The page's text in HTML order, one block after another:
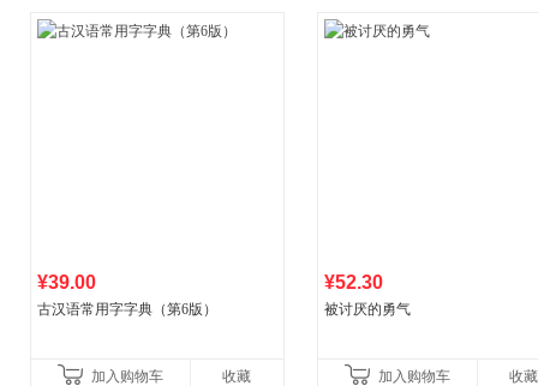
¥39.00
古汉语常用字字典（第6版）
加入购物车 收藏
¥52.30
被讨厌的勇气
加入购物车 收藏